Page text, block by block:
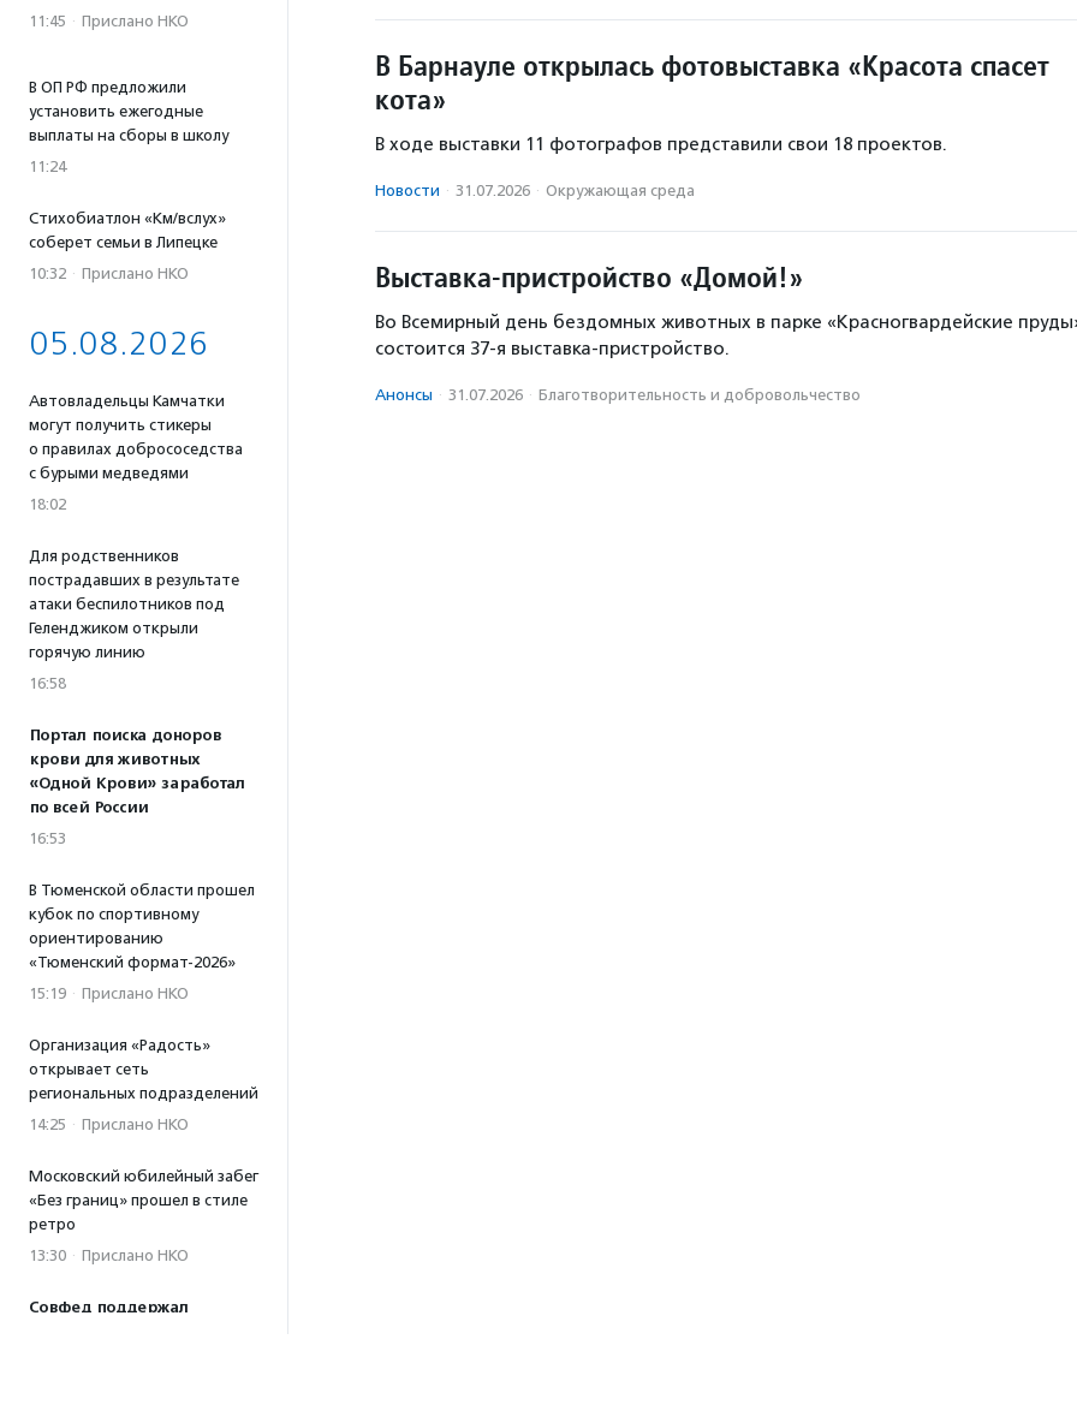
11:45 · Прислано НКО
В ОП РФ предложили
установить ежегодные
выплаты на сборы в школу
11:24
Стихобиатлон «Км/вслух»
соберет семьи в Липецке
10:32 · Прислано НКО
05.08.2026
Автовладельцы Камчатки
могут получить стикеры
о правилах добрососедства
с бурыми медведями
18:02
Для родственников
пострадавших в результате
атаки беспилотников под
Геленджиком открыли
горячую линию
16:58
Портал поиска доноров
крови для животных
«Одной Крови» заработал
по всей России
16:53
В Тюменской области прошел
кубок по спортивному
ориентированию
«Тюменский формат-2026»
15:19 · Прислано НКО
Организация «Радость»
открывает сеть
региональных подразделений
14:25 · Прислано НКО
Московский юбилейный забег
«Без границ» прошел в стиле
ретро
13:30 · Прислано НКО
Совфед поддержал
В Барнауле открылась фотовыставка «Красота спасет
кота»
В ходе выставки 11 фотографов представили свои 18 проектов.
Новости · 31.07.2026 · Окружающая среда
Выставка-пристройство «Домой!»
Во Всемирный день бездомных животных в парке «Красногвардейские
состоится 37-я выставка-пристройство.
Анонсы · 31.07.2026 · Благотвори­тель­ность и доброволь­чест­во